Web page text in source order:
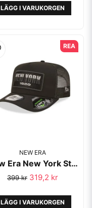
LÄGG I VARUKORGEN
NEW ERA
New Era New York State Black A-Frame Trucker Repreve - New Era
399 kr 319,2 kr
LÄGG I VARUKORGEN
REA